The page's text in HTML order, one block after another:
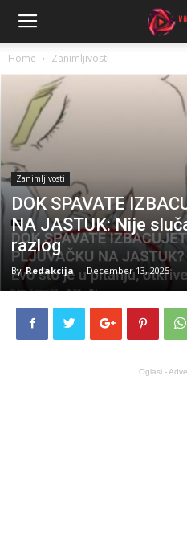
Home Zanimljivosti
Zanimljivosti
DOK SPAVATE
NA JASTUK: Nije
razlog
By Redakcija - December 13, 2025
Oglasi -